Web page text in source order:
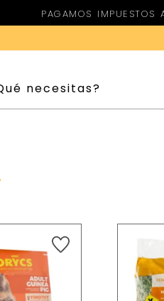
PAGAMOS IMPUESTOS